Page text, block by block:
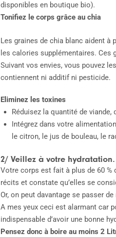
disponibles en boutique bio).
Tonifiez le corps grâce au chia
Les graines de chia blanc aident
les calories supplémentaires. Ces
Suivant vos envies, vous pouvez
contiennent ni additif ni pesticide.
Eliminez les toxines
Réduisez la quantité de
Intégrez dans votre
le citron, le jus de bouleau, le
2/ Veillez à votre hydratation.
Votre corps est fait à plus de 60 %
récits et constate qu’elles se
Or, on peut davantage se passer
A mes yeux ceci est alarmant car
indispensable d’avoir une bonne
Pensez donc à boire au moins 2